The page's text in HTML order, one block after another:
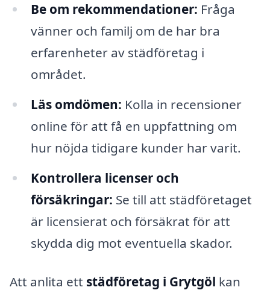
Be om rekommendationer: Fråga
vänner och familj om de har bra
erfarenheter av städföretag i
området.
Läs omdömen: Kolla in recensioner
online för att få en uppfattning om
hur nöjda tidigare kunder har varit.
Kontrollera licenser och
försäkringar: Se till att städföretaget
är licensierat och försäkrat för att
skydda dig mot eventuella skador.
Att anlita ett städföretag i Grytgöl kan